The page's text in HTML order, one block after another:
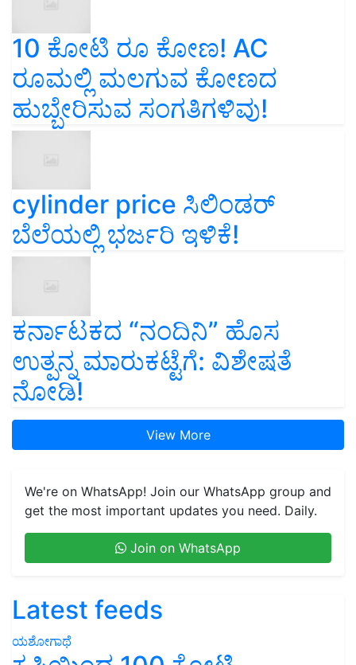
10 ಕೋಟಿ ರೂ ಕೋಣ! AC
ರೂಮಲ್ಲಿ ಮಲಗುವ ಕೋಣದ
ಹುಬ್ಬೇರಿಸುವ ಸಂಗತಿಗಳಿವು!
cylinder price ಸಿಲಿಂಡರ್‌
ಬೆಲೆಯಲ್ಲಿ ಭರ್ಜರಿ ಇಳಿಕೆ!
ಕರ್ನಾಟಕದ “ನಂದಿನಿ” ಹೊಸ
ಉತ್ಪನ್ನ ಮಾರುಕಟ್ಟೆಗೆ: ವಿಶೇಷತೆ
ನೋಡಿ!
View More
We're on WhatsApp! Join our WhatsApp group and
get the most important updates you need. Daily.
Join on WhatsApp
Latest feeds
ಯಶೋಗಾಥೆ